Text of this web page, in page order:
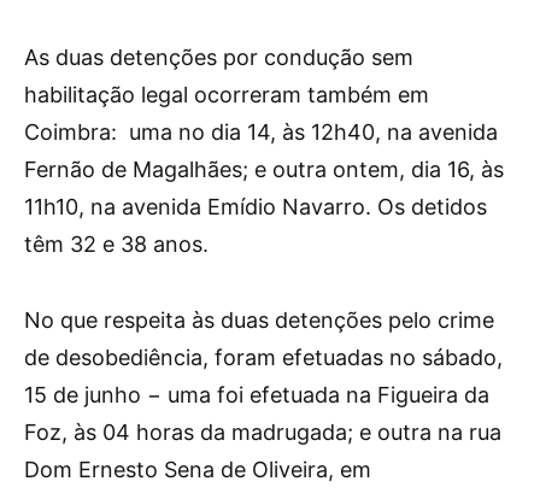
As duas detenções por condução sem
habilitação legal ocorreram também em
Coimbra: uma no dia 14, às 12h40, na avenida
Fernão de Magalhães; e outra ontem, dia 16, às
11h10, na avenida Emídio Navarro. Os detidos
têm 32 e 38 anos.
No que respeita às duas detenções pelo crime
de desobediência, foram efetuadas no sábado,
15 de junho − uma foi efetuada na Figueira da
Foz, às 04 horas da madrugada; e outra na rua
Dom Ernesto Sena de Oliveira, em